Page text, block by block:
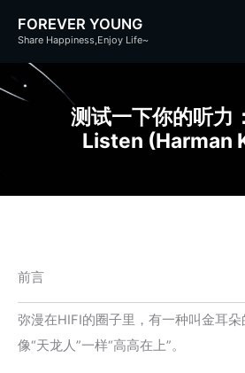
FOREVER YOUNG
Share Happiness,Enjoy Life~
测试一下你的听力
Listen (Harman
前言
弥漫在HIFI的圈子里，有一种叫金耳
像“天龙人”一样“高高在上”。